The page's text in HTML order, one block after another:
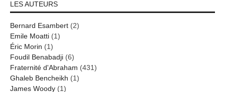
LES AUTEURS
Bernard Esambert (2)
Emile Moatti (1)
Éric Morin (1)
Foudil Benabadji (6)
Fraternité d'Abraham (431)
Ghaleb Bencheikh (1)
James Woody (1)